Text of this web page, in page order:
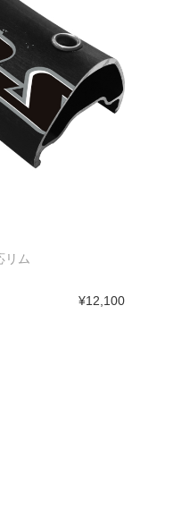
リム
¥12,100